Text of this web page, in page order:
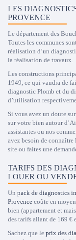
LES
PROVENCE
Le département des
Toutes les communes
réalisation d’un
la réalisation de travaux.
Les constructions
1949, ce qui vaudra de
diagnostic Plomb et du
d’utilisation
Si vous avez un doute
sur votre bien autour
assistantes ou nos
avez besoin de
site ou faites une
TARIFS DES
LOUER OU
Un pack de diagnostics
Provence coûte en
bien (appartement et
des tarifs allant de 169 €
Sachez que le prix des